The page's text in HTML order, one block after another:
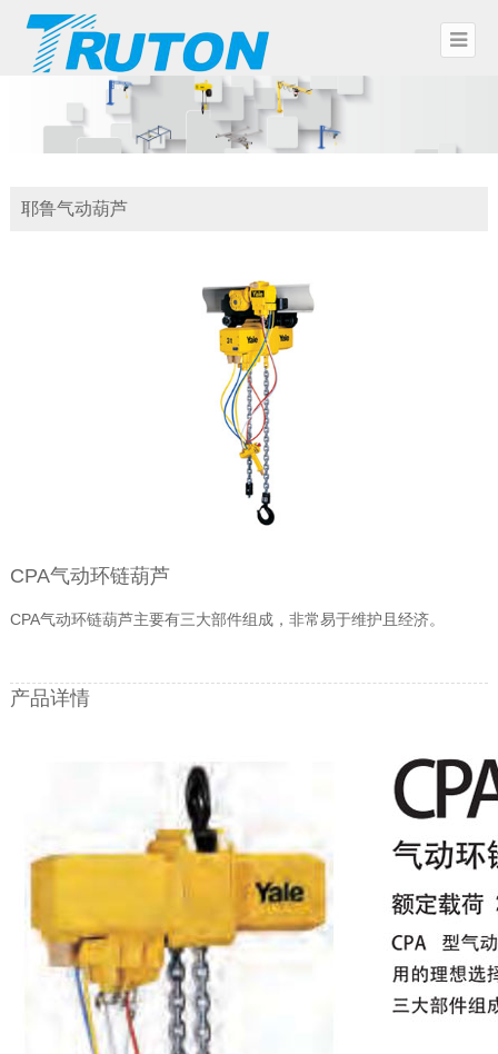
耶鲁气动葫芦
CPA气动环链葫芦
CPA气动环链葫芦主要有三大部件组成，非常易于维护且经济。
产品详情